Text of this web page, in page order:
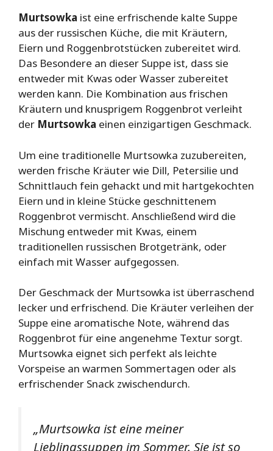
Murtsowka ist eine erfrischende kalte Suppe
aus der russischen Küche, die mit Kräutern,
Eiern und Roggenbrotstücken zubereitet wird.
Das Besondere an dieser Suppe ist, dass sie
entweder mit Kwas oder Wasser zubereitet
werden kann. Die Kombination aus frischen
Kräutern und knusprigem Roggenbrot verleiht
der Murtsowka einen einzigartigen Geschmack.
Um eine traditionelle Murtsowka zuzubereiten,
werden frische Kräuter wie Dill, Petersilie und
Schnittlauch fein gehackt und mit hartgekochten
Eiern und in kleine Stücke geschnittenem
Roggenbrot vermischt. Anschließend wird die
Mischung entweder mit Kwas, einem
traditionellen russischen Brotgetränk, oder
einfach mit Wasser aufgegossen.
Der Geschmack der Murtsowka ist überraschend
lecker und erfrischend. Die Kräuter verleihen der
Suppe eine aromatische Note, während das
Roggenbrot für eine angenehme Textur sorgt.
Murtsowka eignet sich perfekt als leichte
Vorspeise an warmen Sommertagen oder als
erfrischender Snack zwischendurch.
„Murtsowka ist eine meiner
Lieblingssuppen im Sommer. Sie ist so